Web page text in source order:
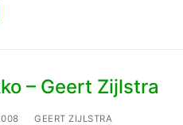
– Geert Zijlstra
GEERT ZIJLSTRA